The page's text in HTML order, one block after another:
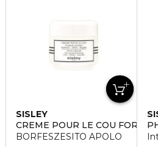
SISLEY
CREME POUR LE COU
BORFESZESITO APOLO